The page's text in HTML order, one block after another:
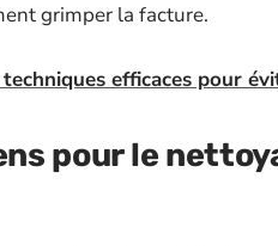
grimper la facture.
efficaces pour
pour le